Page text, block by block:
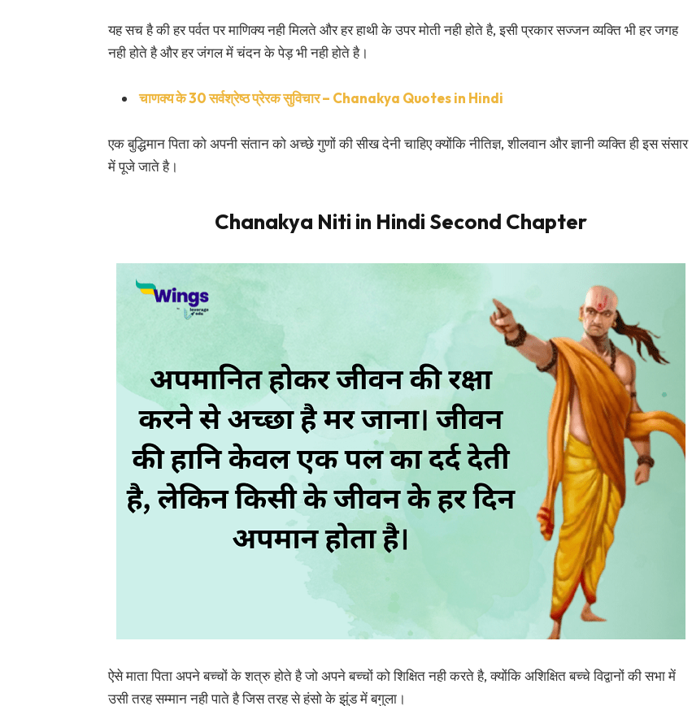
यह सच है की हर पर्वत पर माणिक्य नही मिलते और हर हाथी के उपर मोती नही होते है, इसी प्रकार सज्जन व्यक्ति भी हर जगह
नही होते है और हर जंगल में चंदन के पेड़ भी नही होते है।
चाणक्य के 30 सर्वश्रेष्ठ प्रेरक सुविचार – Chanakya Quotes in Hindi
एक बुद्धिमान पिता को अपनी संतान को अच्छे गुणों की सीख देनी चाहिए क्योंकि नीतिज्ञ, शीलवान और ज्ञानी व्यक्ति ही इस संसार
में पूजे जाते है।
Chanakya Niti in Hindi Second Chapter
ऐसे माता पिता अपने बच्चों के शत्रु होते है जो अपने बच्चों को शिक्षित नही करते है, क्योंकि अशिक्षित बच्चे विद्वानों की सभा में
उसी तरह सम्मान नही पाते है जिस तरह से हंसो के झुंड में बगुला।